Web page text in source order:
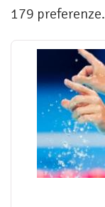
179 preferenze.